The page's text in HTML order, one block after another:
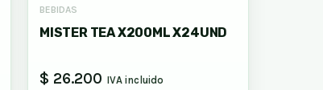
BEBIDAS
MISTER TEA X200ML X24UND
$ 26.200 IVA incluido